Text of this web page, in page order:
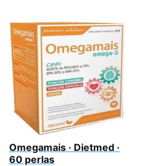
Omegamais · Dietmed ·
60 perlas